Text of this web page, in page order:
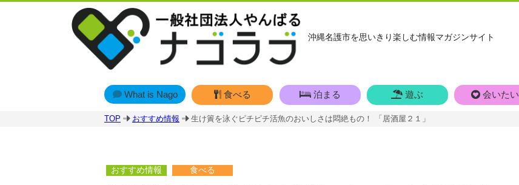
沖縄名護市を思いきり楽しむ情報マガジンサイト
What is Nago 食べる 泊まる 遊ぶ 会いたい
TOP おすすめ情報 生け簀を泳ぐピチピチ活魚のおいしさは悶絶もの！ 「居酒屋２１」
おすすめ情報 食べる